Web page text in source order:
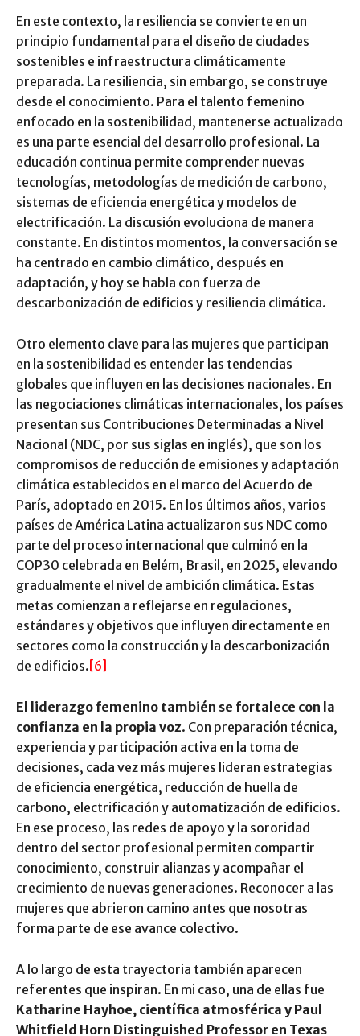
En este contexto, la resiliencia se convierte en un
principio fundamental para el diseño de ciudades
sostenibles e infraestructura climáticamente
preparada. La resiliencia, sin embargo, se construye
desde el conocimiento. Para el talento femenino
enfocado en la sostenibilidad, mantenerse actualizado
es una parte esencial del desarrollo profesional. La
educación continua permite comprender nuevas
tecnologías, metodologías de medición de carbono,
sistemas de eficiencia energética y modelos de
electrificación. La discusión evoluciona de manera
constante. En distintos momentos, la conversación se
ha centrado en cambio climático, después en
adaptación, y hoy se habla con fuerza de
descarbonización de edificios y resiliencia climática.
Otro elemento clave para las mujeres que participan
en la sostenibilidad es entender las tendencias
globales que influyen en las decisiones nacionales. En
las negociaciones climáticas internacionales, los países
presentan sus Contribuciones Determinadas a Nivel
Nacional (NDC, por sus siglas en inglés), que son los
compromisos de reducción de emisiones y adaptación
climática establecidos en el marco del Acuerdo de
París, adoptado en 2015. En los últimos años, varios
países de América Latina actualizaron sus NDC como
parte del proceso internacional que culminó en la
COP30 celebrada en Belém, Brasil, en 2025, elevando
gradualmente el nivel de ambición climática. Estas
metas comienzan a reflejarse en regulaciones,
estándares y objetivos que influyen directamente en
sectores como la construcción y la descarbonización
de edificios. [6]
El liderazgo femenino también se fortalece con la
confianza en la propia voz. Con preparación técnica,
experiencia y participación activa en la toma de
decisiones, cada vez más mujeres lideran estrategias
de eficiencia energética, reducción de huella de
carbono, electrificación y automatización de edificios.
En ese proceso, las redes de apoyo y la sororidad
dentro del sector profesional permiten compartir
conocimiento, construir alianzas y acompañar el
crecimiento de nuevas generaciones. Reconocer a las
mujeres que abrieron camino antes que nosotras
forma parte de ese avance colectivo.
A lo largo de esta trayectoria también aparecen
referentes que inspiran. En mi caso, una de ellas fue
Katharine Hayhoe, científica atmosférica y Paul
Whitfield Horn Distinguished Professor en Texas